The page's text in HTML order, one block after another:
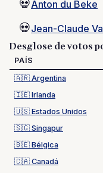
💀Anton du Beke
💀Jean-Claude
Desglose de votos
PAÍS
🇦🇷 Argentina
🇮🇪 Irlanda
🇺🇸 Estados Unidos
🇸🇬 Singapur
🇧🇪 Bélgica
🇨🇦 Canadá